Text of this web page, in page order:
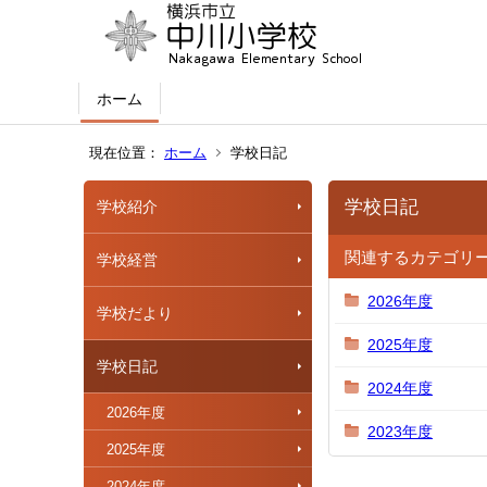
ホーム
現在位置： ホーム 学校日記
学校紹介
学校経営
学校だより
学校日記
2026年度
2025年度
学校日記
関連するカテゴリ
2026年度
2025年度
2024年度
2023年度